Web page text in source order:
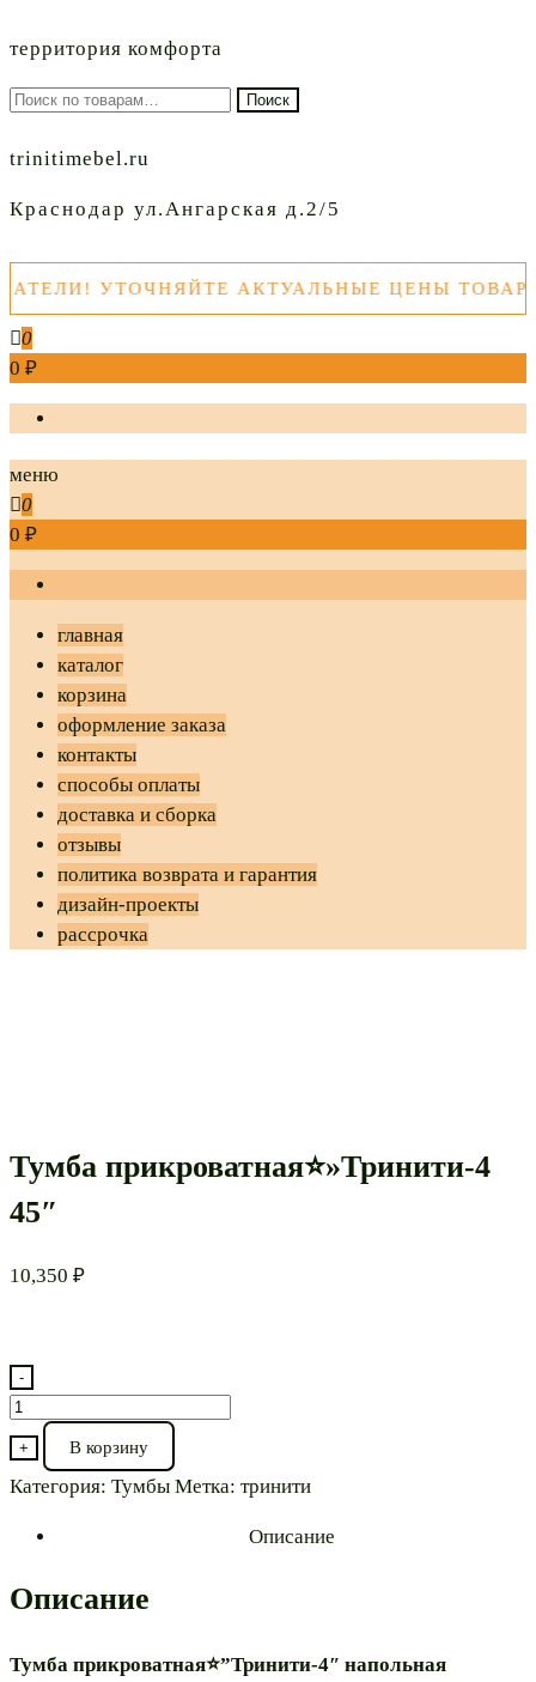
территория комфорта
Искать: Поиск
trinitimebel.ru
Краснодар ул.Ангарская д.2/5
УТОЧНЯЙТЕ АКТУАЛЬНЫЕ ЦЕНЫ ТОВАРОВ
0
0 ₽
меню
0
0 ₽
главная
каталог
корзина
оформление заказа
контакты
способы оплаты
доставка и сборка
отзывы
политика возврата и гарантия
дизайн-проекты
рассрочка
Тумба прикроватная⭐»Тринити-4
45″
10,350 ₽
-
Количество
товара
Тумба
прикроватная⭐"Тринити-4
+ В корзину
Категория: Тумбы Метка: тринити
Описание
Описание
Тумба прикроватная⭐”Тринити-4″ напольная